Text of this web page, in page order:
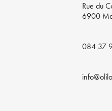
Rue du
6900
084 37